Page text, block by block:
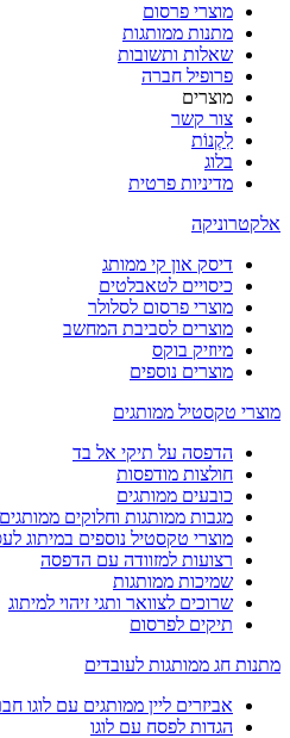
מוצרי פרסום
מתנות ממותגות
שאלות ותשובות
פרופיל חברה
מוצרים
צור קשר
לִקְנוֹת
בלוג
מדיניות פרטית
אלקטרוניקה
דיסק און קי ממותג
כיסויים לטאבלטים
מוצרי פרסום לסלולר
מוצרים לסביבת המחשב
מיוזיק בוקס
מוצרים נוספים
מוצרי טקסטיל ממותגים
הדפסה על תיקי אל בד
חולצות מודפסות
כובעים ממותגים
מגבות ממותגות וחלוקים ממותגים
מוצרי טקסטיל נוספים במיתוג
רצועות למזוודה עם הדפסה
שמיכות ממותגות
שרוכים לצוואר ותגי זיהוי למיתוג
תיקים לפרסום
מתנות חג ממותגות לעובדים
אביזרים ליין ממותגים עם לוגו
הגדות לפסח עם לוגו